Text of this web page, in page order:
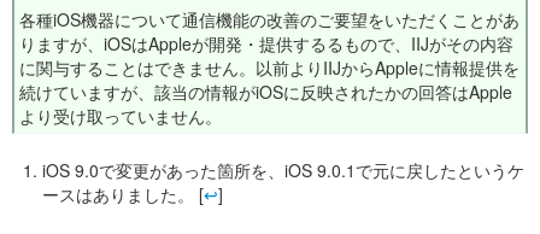
各種iOS機器について通信機能の改善のご要望をいただくことがあ
りますが、iOSはAppleが開発・提供するるもので、IIJがその内容
に関与することはできません。以前よりIIJからAppleに情報提供を
続けていますが、該当の情報がiOSに反映されたかの回答はApple
より受け取っていません。
iOS 9.0で変更があった箇所を、iOS 9.0.1で元に戻したというケ
ースはありました。
[↩]